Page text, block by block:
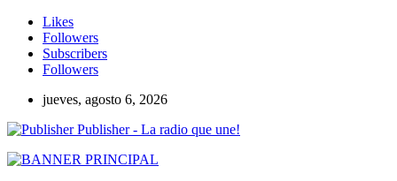
Likes
Followers
Subscribers
Followers
jueves, agosto 6, 2026
Publisher - La radio que une!